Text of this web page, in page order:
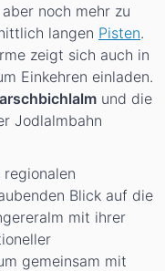
noch mehr zu
langen Pisten.
zeigt sich auch in
Einkehren einladen.
und die
Jodlalmbahn
Blick auf die
mit ihrer
gemeinsam mit